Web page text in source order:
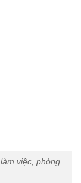
việc, phòng